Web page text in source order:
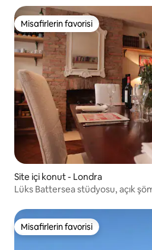
Misafirlerin favorisi
Misafirlerin favorisi
Site içi konut - Londra
Lüks Battersea stüdyosu, açık
Misafirlerin favorisi
Misafirlerin favorisi